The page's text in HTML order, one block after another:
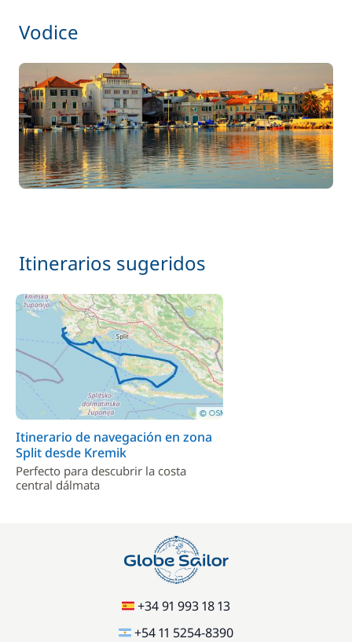
Vodice
Itinerarios sugeridos
Itinerario de navegación en zona
Split desde Kremik
Perfecto para descubrir la costa
central dálmata
+34 91 993 18 13
+54 11 5254-8390